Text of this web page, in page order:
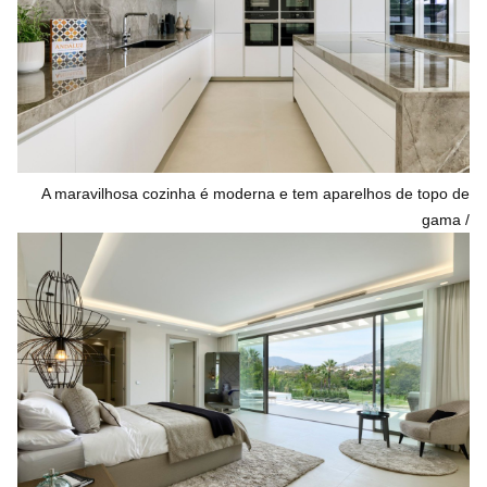
A maravilhosa cozinha é moderna e tem aparelhos de topo de
gama